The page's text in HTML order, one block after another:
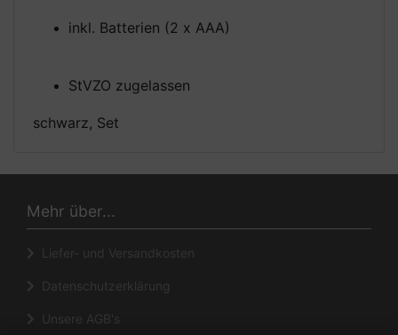
inkl. Batterien (2 x AAA)
StVZO zugelassen
schwarz, Set
Mehr über...
Liefer- und Versandkosten
Datenschutzerklärung
Unsere AGB's